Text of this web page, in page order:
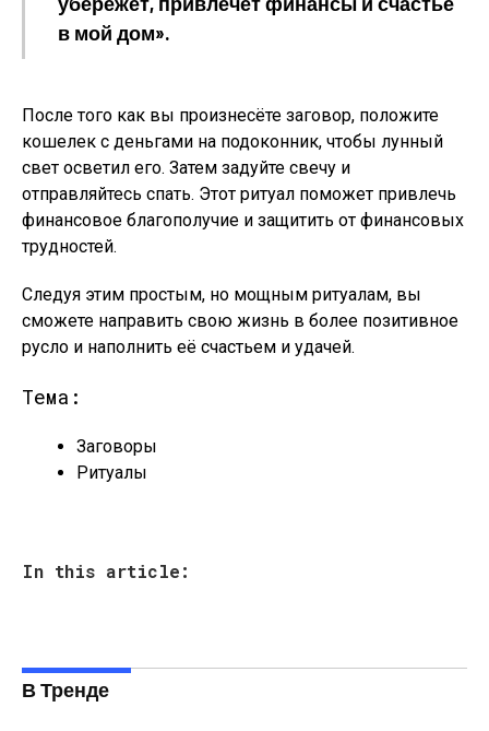
в мой дом».
После того как вы произнесёте заговор, положите
кошелек с деньгами на подоконник, чтобы лунный
свет осветил его. Затем задуйте свечу и
отправляйтесь спать. Этот ритуал поможет привлечь
финансовое благополучие и защитить от финансовых
трудностей.
Следуя этим простым, но мощным ритуалам, вы
сможете направить свою жизнь в более позитивное
русло и наполнить её счастьем и удачей.
Тема:
Заговоры
Ритуалы
In this article:
В Тренде